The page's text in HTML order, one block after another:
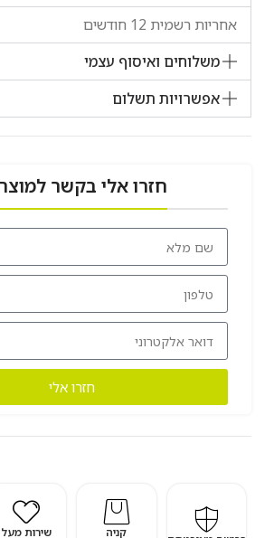
אחריות רשמית 12 חודשים
משלוחים ואיסוף עצמי
אפשרויות תשלום
חזרו אלי בקשר
חזרו אלי
קניה
שירות מעל